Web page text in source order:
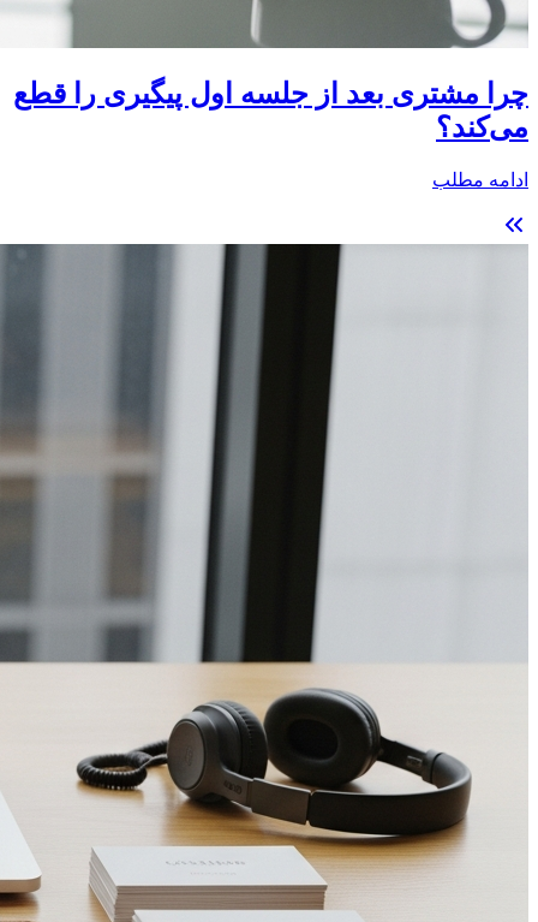
چرا مشتری بعد از جلسه اول پیگیری را قطع
می‌کند؟
ادامه مطلب